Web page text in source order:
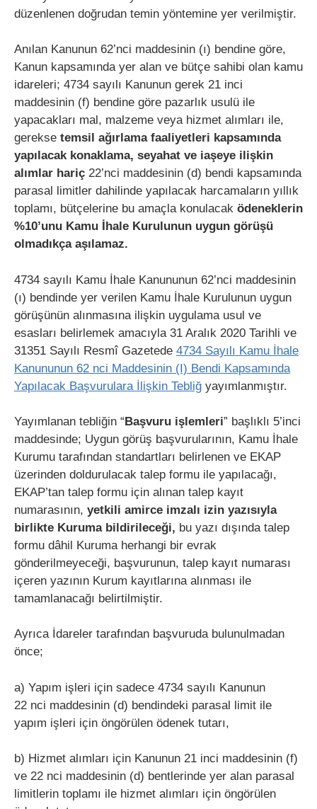
düzenlenen doğrudan temin yöntemine yer verilmiştir.
Anılan Kanunun 62’nci maddesinin (ı) bendine göre,
Kanun kapsamında yer alan ve bütçe sahibi olan kamu
idareleri; 4734 sayılı Kanunun gerek 21 inci
maddesinin (f) bendine göre pazarlık usulü ile
yapacakları mal, malzeme veya hizmet alımları ile,
gerekse temsil ağırlama faaliyetleri kapsamında
yapılacak konaklama, seyahat ve iaşeye ilişkin
alımlar hariç 22’nci maddesinin (d) bendi kapsamında
parasal limitler dahilinde yapılacak harcamaların yıllık
toplamı, bütçelerine bu amaçla konulacak ödeneklerin
%10’unu Kamu İhale Kurulunun uygun görüşü
olmadıkça aşılamaz.
4734 sayılı Kamu İhale Kanununun 62’nci maddesinin
(ı) bendinde yer verilen Kamu İhale Kurulunun uygun
görüşünün alınmasına ilişkin uygulama usul ve
esasları belirlemek amacıyla 31 Aralık 2020 Tarihli ve
31351 Sayılı Resmî Gazetede 4734 Sayılı Kamu İhale
Kanununun 62 nci Maddesinin (I) Bendi Kapsamında
Yapılacak Başvurulara İlişkin Tebliğ yayımlanmıştır.
Yayımlanan tebliğin “Başvuru işlemleri” başlıklı 5’inci
maddesinde; Uygun görüş başvurularının, Kamu İhale
Kurumu tarafından standartları belirlenen ve EKAP
üzerinden doldurulacak talep formu ile yapılacağı,
EKAP’tan talep formu için alınan talep kayıt
numarasının, yetkili amirce imzalı izin yazısıyla
birlikte Kuruma bildirileceği, bu yazı dışında talep
formu dâhil Kuruma herhangi bir evrak
gönderilmeyeceği, başvurunun, talep kayıt numarası
içeren yazının Kurum kayıtlarına alınması ile
tamamlanacağı belirtilmiştir.
Ayrıca İdareler tarafından başvuruda bulunulmadan
önce;
a) Yapım işleri için sadece 4734 sayılı Kanunun
22 nci maddesinin (d) bendindeki parasal limit ile
yapım işleri için öngörülen ödenek tutarı,
b) Hizmet alımları için Kanunun 21 inci maddesinin (f)
ve 22 nci maddesinin (d) bentlerinde yer alan parasal
limitlerin toplamı ile hizmet alımları için öngörülen